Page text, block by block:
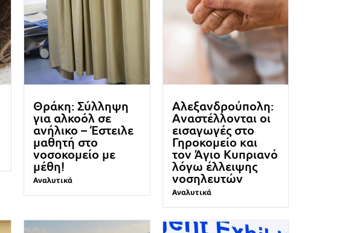
Θράκη: Σύλληψη
για αλκοόλ σε
ανήλικο – Έστειλε
μαθητή στο
νοσοκομείο με
μέθη!
Αναλυτικά
Αλεξανδρούπολη:
Αναστέλλονται οι
εισαγωγές στο
Γηροκομείο και
τον Άγιο Κυπριανό
λόγω έλλειψης
νοσηλευτών
Αναλυτικά